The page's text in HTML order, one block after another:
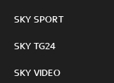
SKY SPORT
SKY TG24
SKY VIDEO